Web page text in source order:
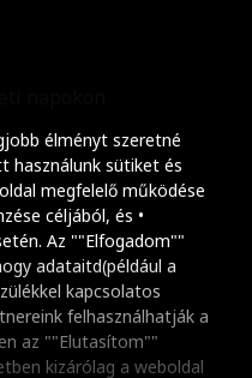
élményt szeretné
használunk sütiket és
megfelelő működése
céljából, és •
Az ""Elfogadom""
adataitd(például a
kapcsolatos
felhasználhatják a
az ""Elutasítom""
kizárólag a weboldal
Szöveg méretének
Szóköz növelése
Szóköz csökkentése
Sortávolság
Sortávolság